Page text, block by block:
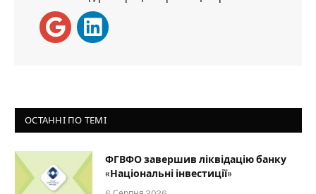
ОСТАННІ ПО ТЕМІ
ФГВФО завершив ліквідацію банку
«Національні інвестиції»